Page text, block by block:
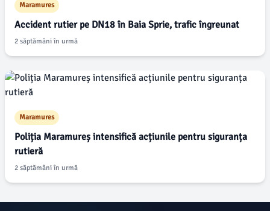
Maramures
Accident rutier pe DN18 în Baia Sprie, trafic îngreunat
2 săptămâni în urmă
Maramures
Poliția Maramureș intensifică acțiunile pentru siguranța
rutieră
2 săptămâni în urmă